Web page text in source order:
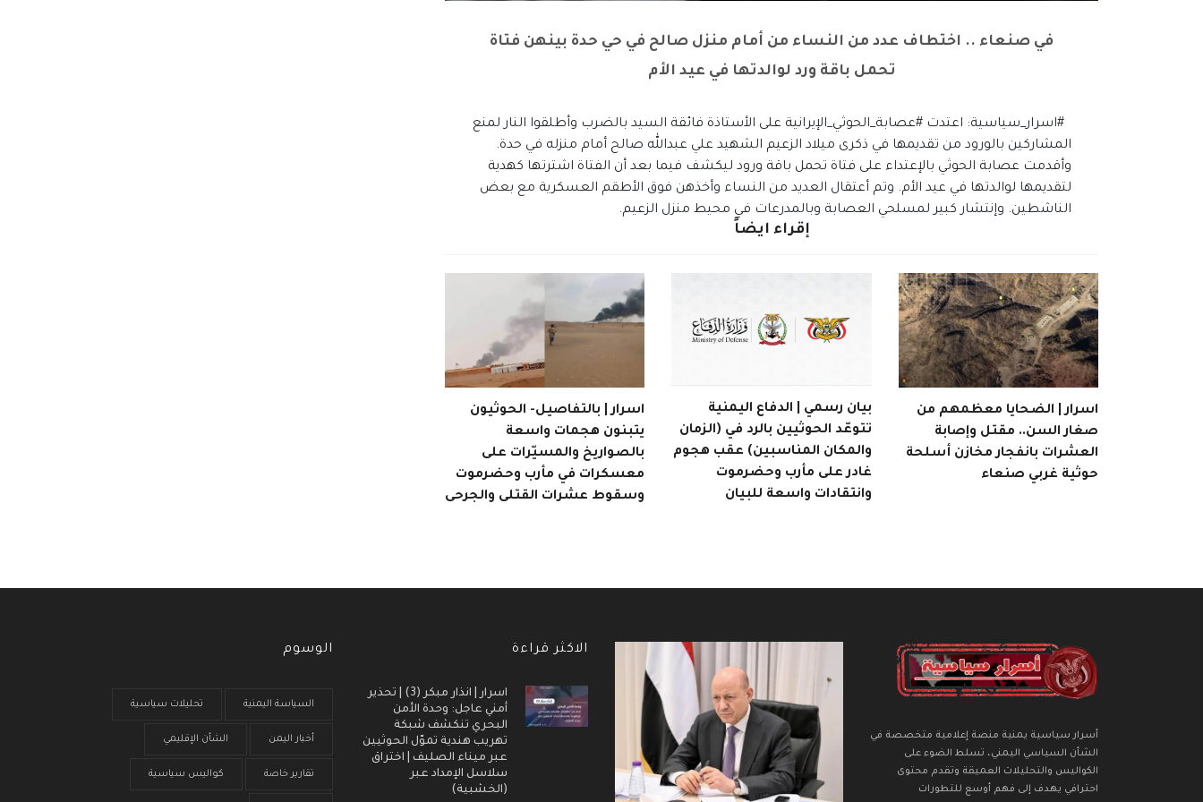
في صنعاء .. اختطاف عدد من النساء من أمام منزل صالح في حي حدة بينهن فتاة
تحمل باقة ورد لوالدتها في عيد الأم
#اسرار_سياسية: اعتدت #عصابة_الحوثي_الإيرانية على الأستاذة فائقة السيد بالضرب وأطلقوا النار لمنع
المشاركين بالورود من تقديمها في ذكرى ميلاد الزعيم الشهيد علي عبدالله صالح أمام منزله في حدة.
وأقدمت عصابة الحوثي بالإعتداء على فتاة تحمل باقة ورود ليكشف فيما بعد أن الفتاة اشترتها كهدية
لتقديمها لوالدتها في عيد الأم. وتم أعتقال العديد من النساء وأخذهن فوق الأطقم العسكرية مع بعض
الناشطين. وإنتشار كبير لمسلحي العصابة وبالمدرعات في محيط منزل الزعيم.
إقراء ايضاً
اسرار | الضحايا معظمهم من
صغار السن.. مقتل وإصابة
العشرات بانفجار مخازن أسلحة
حوثية غربي صنعاء
بيان رسمي | الدفاع اليمنية
تتوعّد الحوثيين بالرد في (الزمان
والمكان المناسبين) عقب هجوم
غادر على مأرب وحضرموت
وانتقادات واسعة للبيان
اسرار | بالتفاصيل- الحوثيون
يتبنون هجمات واسعة
بالصواريخ والمسيّرات على
معسكرات في مأرب وحضرموت
وسقوط عشرات القتلى والجرحى
أسرار سياسية يمنية منصة إعلامية متخصصة في
الشأن السياسي اليمني، تسلط الضوء على
الكواليس والتحليلات العميقة وتقدم محتوى
احترافي يهدف إلى فهم أوسع للتطورات
الاكثر قراءة
اسرار | انذار مبكر (3) | تحذير
أمني عاجل: وحدة الأمن
البحري تنكشف شبكة
تهريب هندية تموّل الحوثيين
عبر ميناء الصليف | اختراق
سلاسل الإمداد عبر
(الخشبية)
الوسوم
السياسة اليمنية تحليلات سياسية
أخبار اليمن الشأن الإقليمي
تقارير خاصة كواليس سياسية